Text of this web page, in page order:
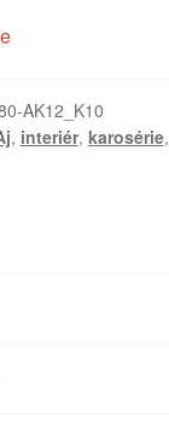
AK12_K10
, interiér, karosérie,